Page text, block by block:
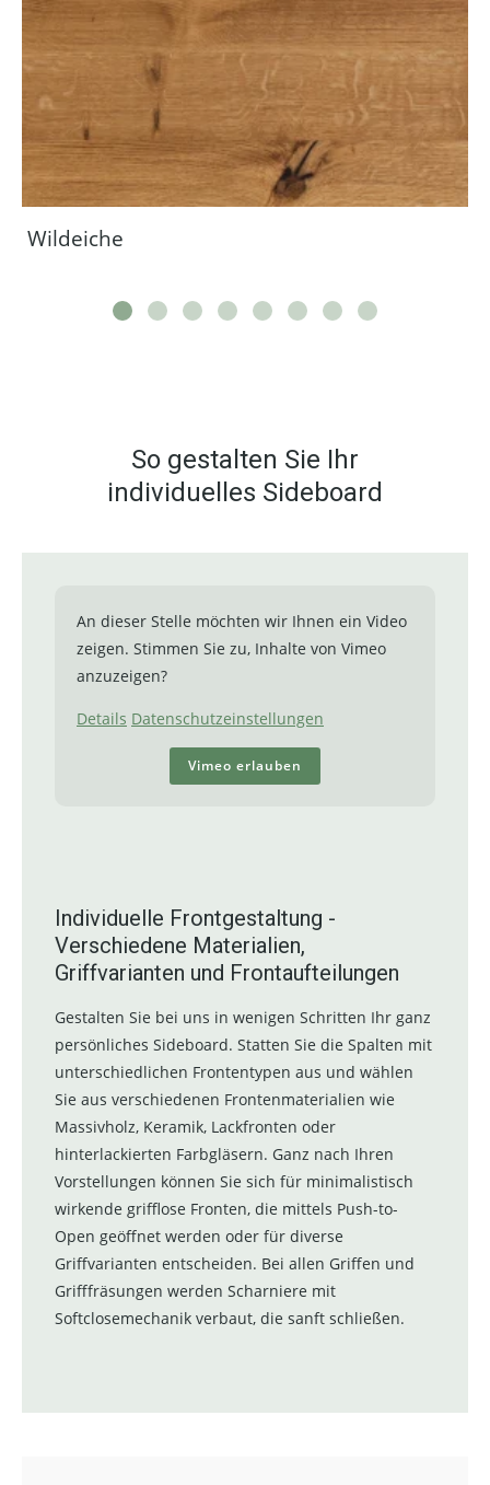
Wildeiche
So gestalten Sie Ihr
individuelles Sideboard
An dieser Stelle möchten wir Ihnen ein Video
zeigen. Stimmen Sie zu, Inhalte von Vimeo
anzuzeigen?
Details Datenschutzeinstellungen
Vimeo erlauben
Individuelle Frontgestaltung -
Verschiedene Materialien,
Griffvarianten und Frontaufteilungen
Gestalten Sie bei uns in wenigen Schritten Ihr ganz
persönliches Sideboard. Statten Sie die Spalten mit
unterschiedlichen Frontentypen aus und wählen
Sie aus verschiedenen Frontenmaterialien wie
Massivholz, Keramik, Lackfronten oder
hinterlackierten Farbgläsern. Ganz nach Ihren
Vorstellungen können Sie sich für minimalistisch
wirkende grifflose Fronten, die mittels Push-to-
Open geöffnet werden oder für diverse
Griffvarianten entscheiden. Bei allen Griffen und
Grifffräsungen werden Scharniere mit
Softclosemechanik verbaut, die sanft schließen.